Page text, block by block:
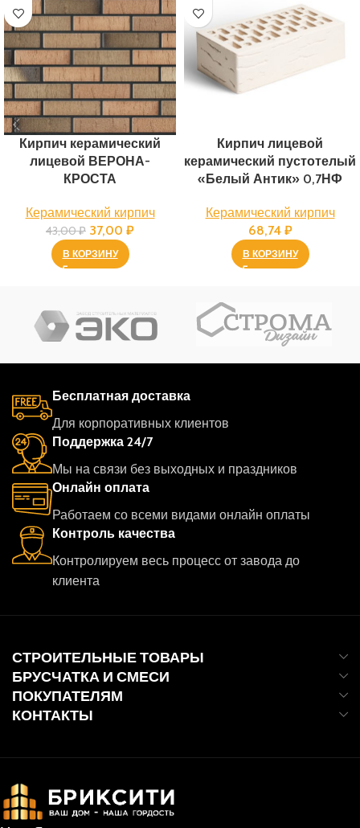
Кирпич керамический
лицевой ВЕРОНА-
КРОСТА
Керамический кирпич
43,00₽ 37,00 ₽
В КОРЗИНУ
Кирпич лицевой
керамический пустотелый
«Белый Антик» 0,7НФ
Керамический кирпич
68,74 ₽
В КОРЗИНУ
Бесплатная доставка
Для корпоративных клиентов
Поддержка 24/7
Мы на связи без выходных и праздников
Онлайн оплата
Работаем со всеми видами онлайн оплаты
Контроль качества
Контролируем весь процесс от завода до
клиента
СТРОИТЕЛЬНЫЕ ТОВАРЫ
БРУСЧАТКА И СМЕСИ
ПОКУПАТЕЛЯМ
КОНТАКТЫ